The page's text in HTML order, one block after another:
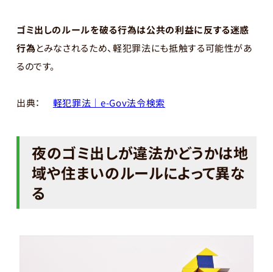
ゴミ出しのルールを破る行為は公共の利益に反する迷惑
行為とみなされるため、軽犯罪法にも抵触する可能性があ
るのです。
出典： 軽犯罪法｜e-Gov法令検索
夜のゴミ出しが違法かどうかは地
域や住まいのルールによって異な
る